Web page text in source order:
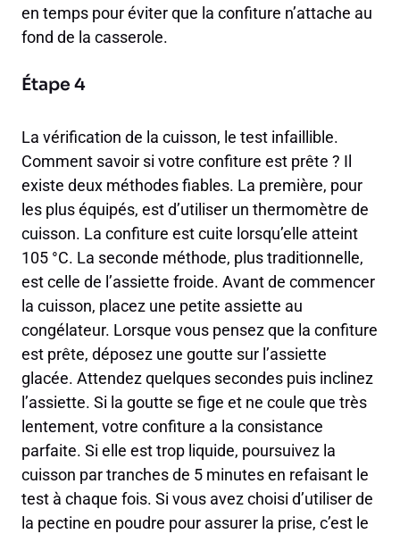
en temps pour éviter que la confiture n’attache au
fond de la casserole.
Étape 4
La vérification de la cuisson, le test infaillible.
Comment savoir si votre confiture est prête ? Il
existe deux méthodes fiables. La première, pour
les plus équipés, est d’utiliser un thermomètre de
cuisson. La confiture est cuite lorsqu’elle atteint
105 °C. La seconde méthode, plus traditionnelle,
est celle de l’assiette froide. Avant de commencer
la cuisson, placez une petite assiette au
congélateur. Lorsque vous pensez que la confiture
est prête, déposez une goutte sur l’assiette
glacée. Attendez quelques secondes puis inclinez
l’assiette. Si la goutte se fige et ne coule que très
lentement, votre confiture a la consistance
parfaite. Si elle est trop liquide, poursuivez la
cuisson par tranches de 5 minutes en refaisant le
test à chaque fois. Si vous avez choisi d’utiliser de
la pectine en poudre pour assurer la prise, c’est le